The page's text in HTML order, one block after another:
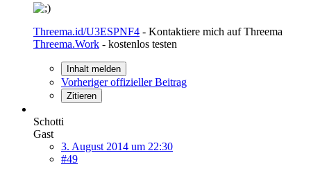
Threema.id/U3ESPNF4 - Kontaktiere mich auf Threema
Threema.Work - kostenlos testen
Inhalt melden
Vorheriger offizieller Beitrag
Zitieren
Schotti
Gast
3. August 2014 um 22:30
#49